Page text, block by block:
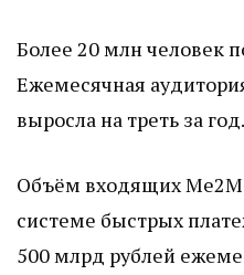
Более 20 млн человек
Ежемесячная
выросла на треть за год.
Объём входящих
системе быстрых
500 млрд рублей